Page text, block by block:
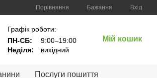
Порівняння Бажання Вхід
Графік роботи:
ПН-СБ:
9:00–19:00
Неділя:
вихідний
Мій кошик
Послуги пошиття